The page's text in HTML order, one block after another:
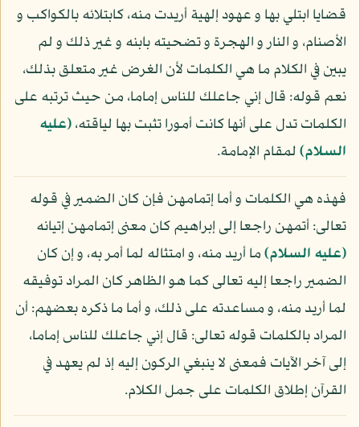
قضايا ابتلي بها و عهود إلهية أريدت منه، كابتلائه بالكواكب و
الأصنام، و النار و الهجرة و تضحيته بابنه و غير ذلك و لم
يبين في الكلام ما هي الكلمات لأن الغرض غير متعلق بذلك،
نعم قوله: قال إني جاعلك للناس إماما، من حيث ترتبه على
الكلمات تدل على أنها كانت أمورا تثبت بها لياقته،(عليه
السلام)لمقام الإمامة.
فهذه هي الكلمات و أما إتمامهن فإن كان الضمير في قوله
تعالى: أتمهن راجعا إلى إبراهيم كان معنى إتمامهن إتيانه
(عليه السلام)ما أريد منه، و امتثاله لما أمر به، و إن كان
الضمير راجعا إليه تعالى كما هو الظاهر كان المراد توفيقه
لما أريد منه، و مساعدته على ذلك، و أما ما ذكره بعضهم: أن
المراد بالكلمات قوله تعالى: قال إني جاعلك للناس إماما،
إلى آخر الآيات فمعنى لا ينبغي الركون إليه إذ لم يعهد في
القرآن إطلاق الكلمات على جمل الكلام.